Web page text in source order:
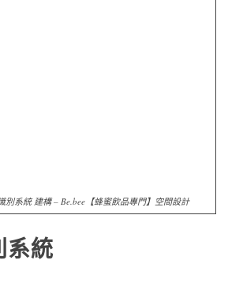
別系統 建構 – Be.bee【蜂蜜飲品專門】空間設計
系統